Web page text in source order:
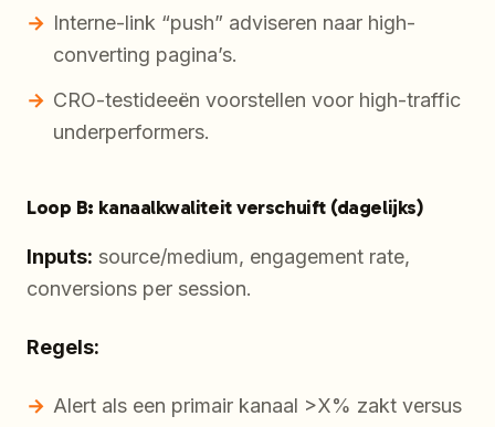
Interne-link “push” adviseren naar high-
converting pagina’s.
CRO-testideeën voorstellen voor high-traffic
underperformers.
Loop B: kanaalkwaliteit verschuift (dagelijks)
Inputs: source/medium, engagement rate,
conversions per session.
Regels:
Alert als een primair kanaal >X% zakt versus